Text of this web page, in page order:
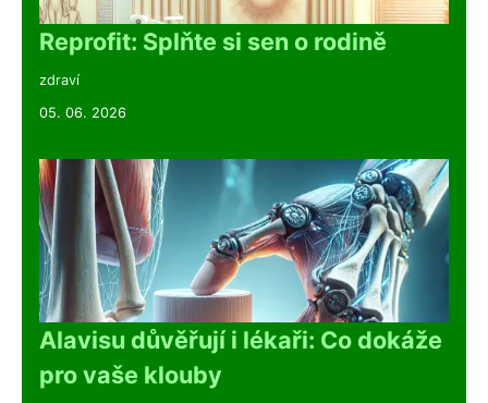
Reprofit: Splňte si sen o rodině
zdraví
05. 06. 2026
Alavisu důvěřují i lékaři: Co dokáže
pro vaše klouby